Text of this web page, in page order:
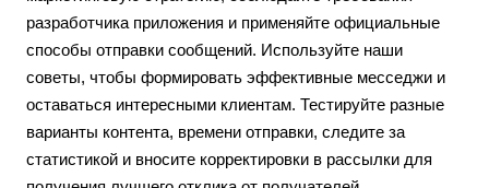
разработчика приложения и применяйте официальные
способы отправки сообщений. Используйте наши
советы, чтобы формировать эффективные месседжи и
оставаться интересными клиентам. Тестируйте разные
варианты контента, времени отправки, следите за
статистикой и вносите корректировки в рассылки для